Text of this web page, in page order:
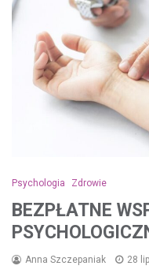
Psychologia Zdrowie
BEZPŁATNE
Anna Szczepaniak 28